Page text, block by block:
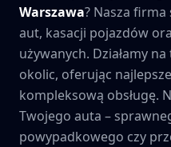
Warszawa? Nasza
aut, kasacji pojazdów
używanych. Działamy
okolic, oferując
kompleksową obsługę.
Twojego auta –
powypadkowego czy